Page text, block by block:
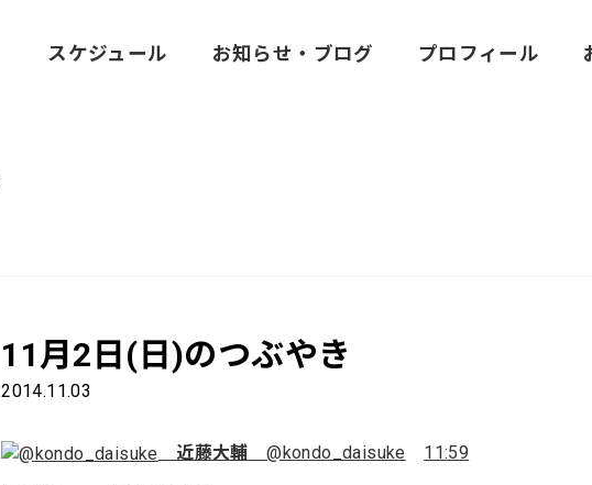
スケジュール お知らせ・ブログ プロフィール
11月2日(日)のつぶやき
2014.11.03
近藤大輔 @kondo_daisuke 11:59